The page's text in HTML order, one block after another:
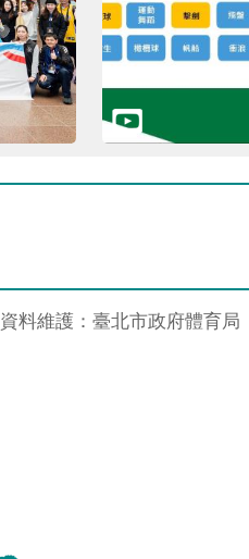
資料維護：臺北市政府體育局